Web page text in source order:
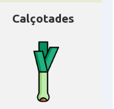
Calçotades